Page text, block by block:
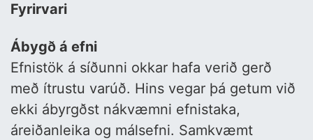
Fyrirvari
Ábygð á efni
Efnistök á síðunni okkar hafa verið gerð
með ítrustu varúð. Hins vegar þá getum við
ekki ábyrgðst nákvæmni efnistaka,
áreiðanleika og málsefni. Samkvæmt